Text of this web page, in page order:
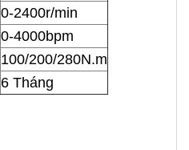
0-2400r/min
0-4000bpm
100/200/280N.m
6 Tháng